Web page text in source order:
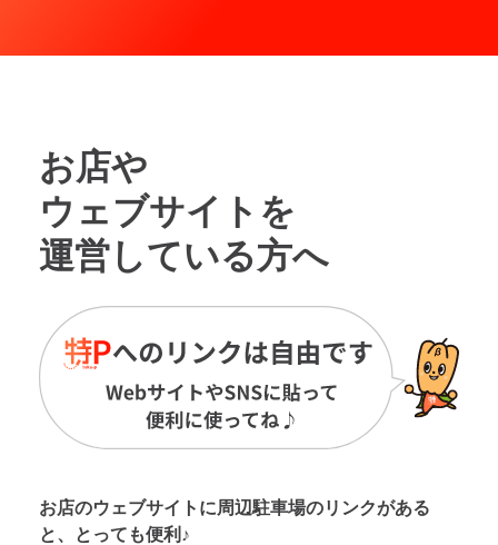
お店や
ウェブサイトを
運営している方へ
お店のウェブサイトに周辺駐車場のリンクがある
と、とっても便利♪